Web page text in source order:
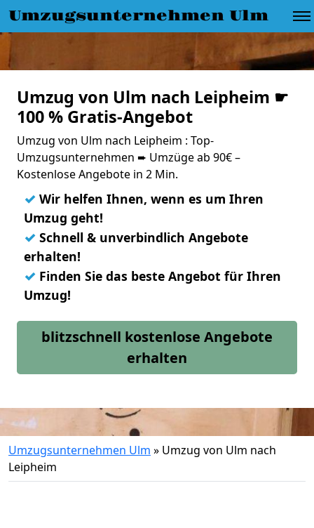
Umzugsunternehmen Ulm
Umzug von Ulm nach Leipheim ☛
100 % Gratis-Angebot
Umzug von Ulm nach Leipheim : Top-
Umzugsunternehmen ➨ Umzüge ab 90€ –
Kostenlose Angebote in 2 Min.
✓ Wir helfen Ihnen, wenn es um Ihren
Umzug geht!
✓ Schnell & unverbindlich Angebote
erhalten!
✓ Finden Sie das beste Angebot für Ihren
Umzug!
blitzschnell kostenlose Angebote
erhalten
Umzugsunternehmen Ulm » Umzug von Ulm nach
Leipheim